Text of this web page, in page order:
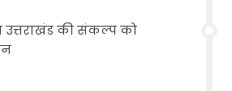
उत्तराखंड की संकल्प को